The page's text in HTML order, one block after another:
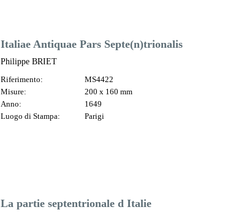
Italiae Antiquae Pars Septe(n)trionalis
Philippe BRIET
Riferimento:
MS4422
Misure:
200 x 160 mm
Anno:
1649
Luogo di Stampa:
Parigi
La partie septentrionale d Italie